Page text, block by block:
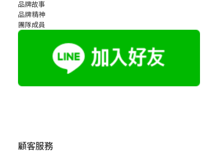
品牌故事
品牌精神
團隊成員
顧客服務